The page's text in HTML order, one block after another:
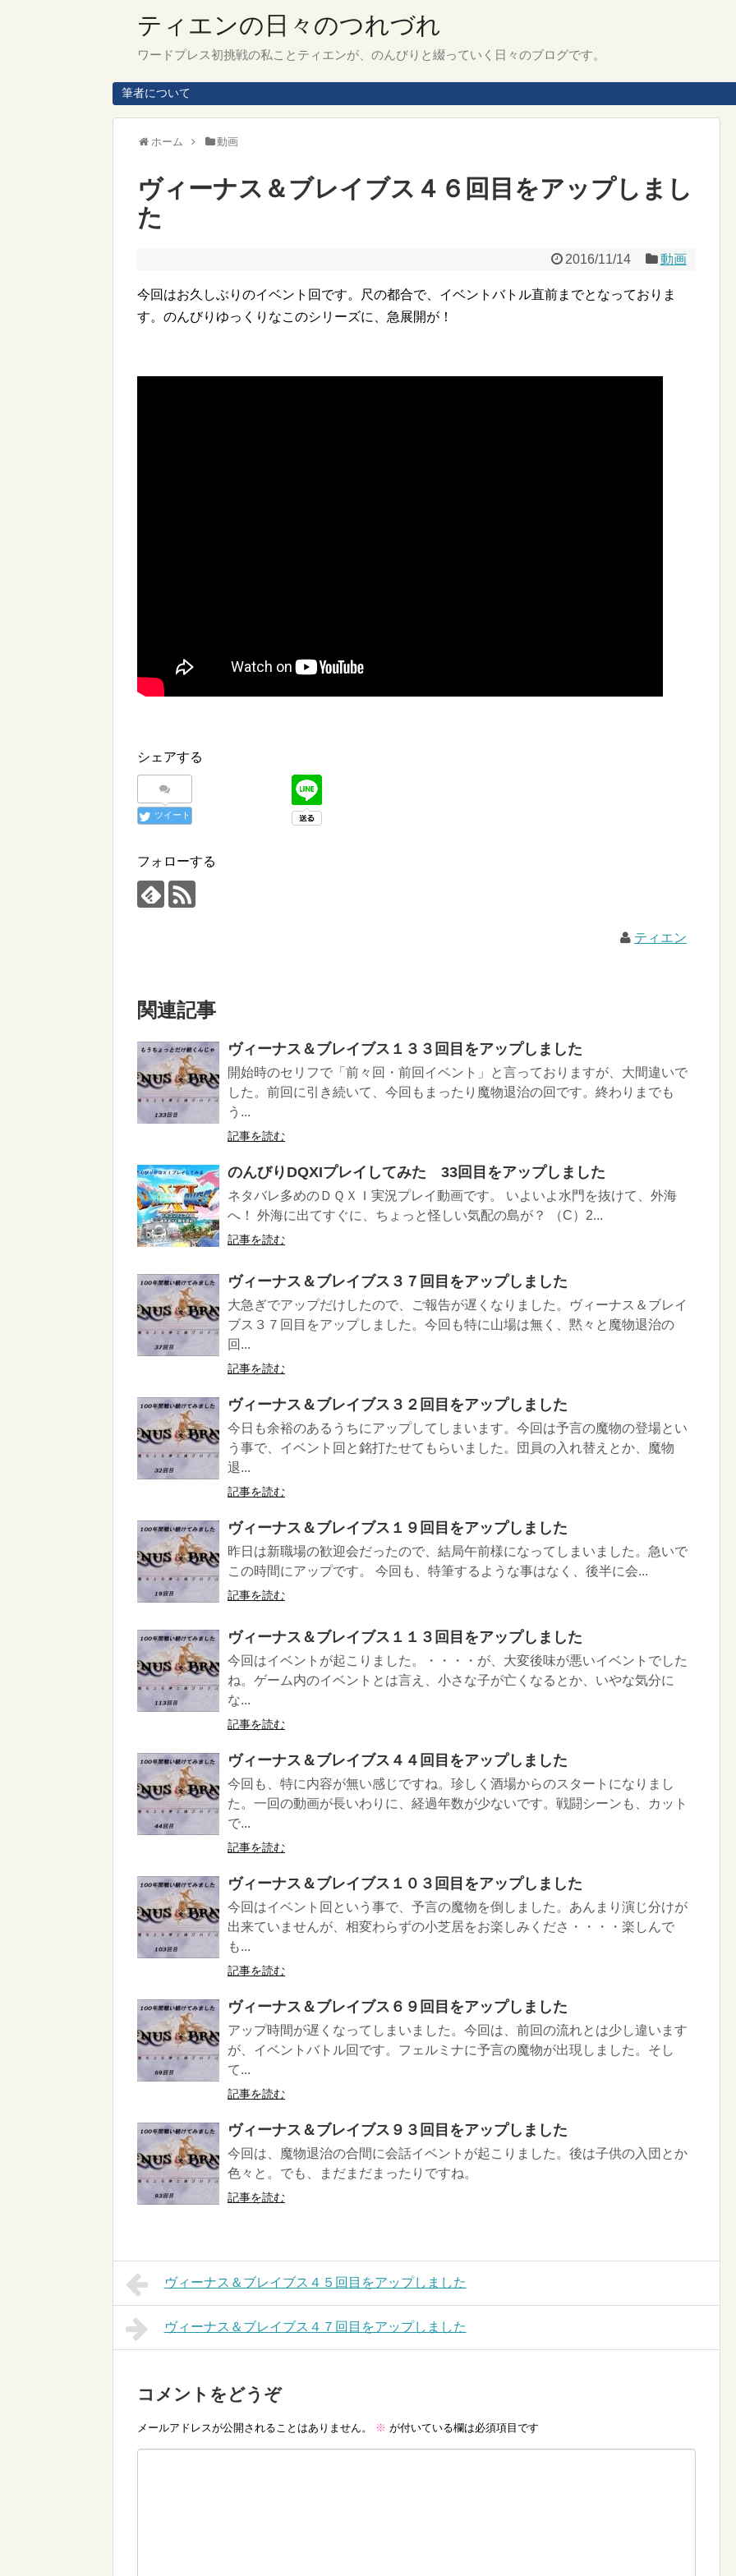
ティエンの日々のつれづれ
ワードプレス初挑戦の私ことティエンが、のんびりと綴っていく日々のブログです。
筆者について
ホーム 動画
ヴィーナス＆ブレイブス４６回目をアップしまし
た
2016/11/14 動画
今回はお久しぶりのイベント回です。尺の都合で、イベントバトル直前までとなっておりま
す。のんびりゆっくりなこのシリーズに、急展開が！
シェアする
ツイート
フォローする
ティエン
関連記事
ヴィーナス＆ブレイブス１３３回目をアップしました
開始時のセリフで「前々回・前回イベント」と言っておりますが、大間違いで
した。前回に引き続いて、今回もまったり魔物退治の回です。終わりまでも
う...
記事を読む
のんびりDQXIプレイしてみた 33回目をアップしました
ネタバレ多めのＤＱＸＩ実況プレイ動画です。 いよいよ水門を抜けて、外海
へ！ 外海に出てすぐに、ちょっと怪しい気配の島が？ （C）2...
記事を読む
ヴィーナス＆ブレイブス３７回目をアップしました
大急ぎでアップだけしたので、ご報告が遅くなりました。ヴィーナス＆ブレイ
ブス３７回目をアップしました。今回も特に山場は無く、黙々と魔物退治の
回...
記事を読む
ヴィーナス＆ブレイブス３２回目をアップしました
今日も余裕のあるうちにアップしてしまいます。今回は予言の魔物の登場とい
う事で、イベント回と銘打たせてもらいました。団員の入れ替えとか、魔物
退...
記事を読む
ヴィーナス＆ブレイブス１９回目をアップしました
昨日は新職場の歓迎会だったので、結局午前様になってしまいました。急いで
この時間にアップです。 今回も、特筆するような事はなく、後半に会...
記事を読む
ヴィーナス＆ブレイブス１１３回目をアップしました
今回はイベントが起こりました。・・・・が、大変後味が悪いイベントでした
ね。ゲーム内のイベントとは言え、小さな子が亡くなるとか、いやな気分に
な...
記事を読む
ヴィーナス＆ブレイブス４４回目をアップしました
今回も、特に内容が無い感じですね。珍しく酒場からのスタートになりまし
た。一回の動画が長いわりに、経過年数が少ないです。戦闘シーンも、カット
で...
記事を読む
ヴィーナス＆ブレイブス１０３回目をアップしました
今回はイベント回という事で、予言の魔物を倒しました。あんまり演じ分けが
出来ていませんが、相変わらずの小芝居をお楽しみくださ・・・・楽しんで
も...
記事を読む
ヴィーナス＆ブレイブス６９回目をアップしました
アップ時間が遅くなってしまいました。今回は、前回の流れとは少し違います
が、イベントバトル回です。フェルミナに予言の魔物が出現しました。そし
て...
記事を読む
ヴィーナス＆ブレイブス９３回目をアップしました
今回は、魔物退治の合間に会話イベントが起こりました。後は子供の入団とか
色々と。でも、まだまだまったりですね。
記事を読む
ヴィーナス＆ブレイブス４５回目をアップしました
ヴィーナス＆ブレイブス４７回目をアップしました
コメントをどうぞ
メールアドレスが公開されることはありません。 ※ が付いている欄は必須項目です